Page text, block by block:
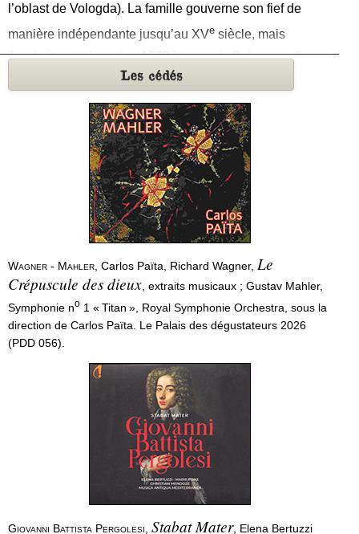
l’oblast de Vologda). La famille gouverne son fief de
manière indépendante jusqu’au XVe siècle, mais
l’endroit porte jusqu’en 1777 le nom de Beloozero (Lac
blanc) puisqu’il est situé sur la rive méridionale du lac
Beloïé, une étymologie qui explique du même coup le
nom de Beloïé Selo (Village blanc). Même si le premier
prince connu de cette lignée à gouverner Belozersk est
Gleb Vassilkovitch (1238-1278) qui épouse une arrière-
arrière-petite-fille de Gengis Khan, ce n’est cependant
que le 27 février/10 mars 1799 qu’Alexandre
Mikhaïlovitch Belosselski, le père de Zinaïda, est
double nom Belosselski Belozerski en reconnaissance
de son origine des anciens princes de Beloozero ; il est
inscrit à cette occasion avec le titre de
Les cédés
Wagner - Mahler , Carlos Païta, Richard Wagner, Le
Crépuscule des dieux , extraits musicaux ; Gustav Mahler,
Symphonie no 1 « Titan », Royal Symphonie Orchestra, sous la
direction de Carlos Païta. Le Palais des dégustateurs 2026
(PDD 056).
Giovanni Battista Pergolesi Stabat Mater, Elena Bertuzzi